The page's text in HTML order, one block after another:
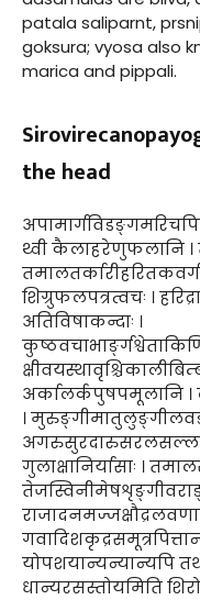
patala saliparnt,
goksura; vyosa also
marica and pippali.
the head
थ्वी कैलाहरेणुफलानि ।
शिग्रुफलपत्रत्वचः ।
अतिविषाकन्दाः ।
अर्कालर्कपुषपमूलानि ।
।
गुलाक्षानिर्यासाः ।
योपशयान्यन्यान्यपि
धान्यरसस्तोयमिति